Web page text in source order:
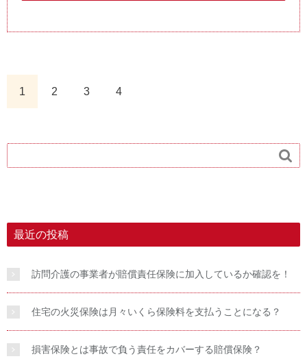
1 2 3 4

最近の投稿
訪問介護の事業者が賠償責任保険に加入しているか確認を！
住宅の火災保険は月々いくら保険料を支払うことになる？
損害保険とは事故で負う責任をカバーする賠償保険？